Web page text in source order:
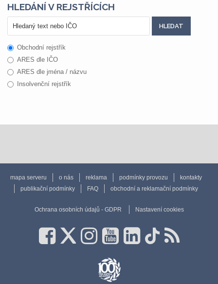
HLEDÁNÍ V REJSTŘÍCÍCH
Obchodní rejstřík
ARES dle IČO
ARES dle jména / názvu
Insolvenční rejstřík
mapa serveru o nás reklama podmínky provozu
kontakty
publikační podmínky
FAQ obchodní a reklamační podmínky
Ochrana osobních údajů - GDPR Nastavení cookies